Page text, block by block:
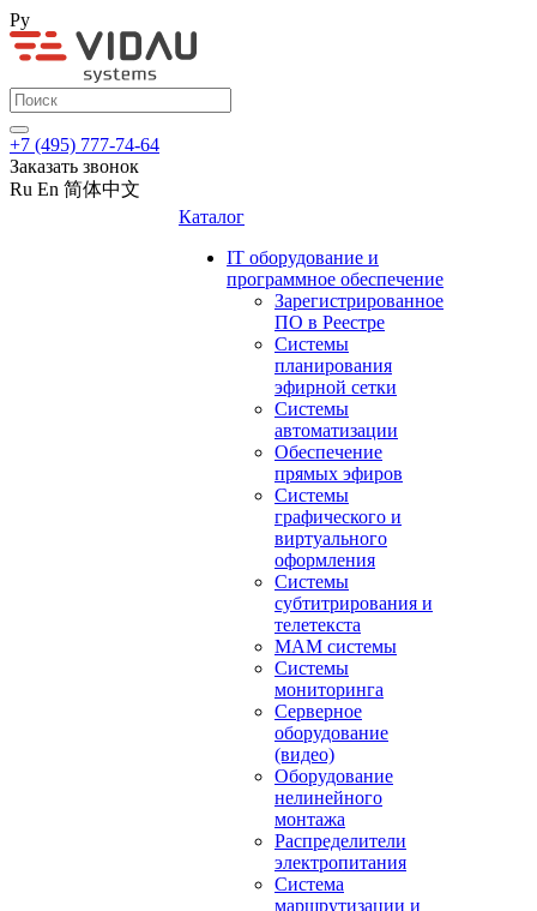
Ру
+7 (495) 777-74-64
Заказать звонок
Ru En 简体中文
Каталог
IT оборудование и
программное обеспечение
Зарегистрированное
ПО в Реестре
Системы
планирования
эфирной сетки
Системы
автоматизации
Обеспечение
прямых эфиров
Системы
графического и
виртуального
оформления
Системы
субтитрирования и
телетекста
MAM системы
Системы
мониторинга
Серверное
оборудование
(видео)
Оборудование
нелинейного
монтажа
Распределители
электропитания
Система
маршрутизации и